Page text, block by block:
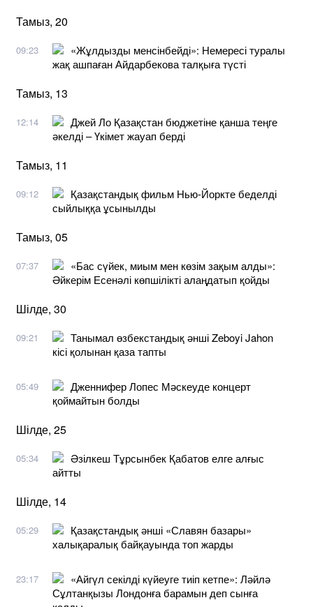
Тамыз, 20
09:23
«Жұлдызды менсінбейді»: Немересі туралы
жақ ашпаған Айдарбекова талқыға түсті
Тамыз, 13
12:14
Джей Ло Қазақстан бюджетіне қанша теңге
әкелді – Үкімет жауап берді
Тамыз, 11
09:12
Қазақстандық фильм Нью-Йоркте беделді
сыйлыққа ұсынылды
Тамыз, 05
07:37
«Бас сүйек, миым мен көзім зақым алды»:
Әйкерім Есенәлі көпшілікті алаңдатып қойды
Шілде, 30
09:21
Танымал өзбекстандық әнші Zeboyi Jahon
кісі қолынан қаза тапты
05:49
Дженнифер Лопес Мәскеуде концерт
қоймайтын болды
Шілде, 25
05:34
Әзілкеш Тұрсынбек Қабатов елге алғыс
айтты
Шілде, 14
05:29
Қазақстандық әнші «Славян базары»
халықаралық байқауында топ жарды
23:17
«Айгүл секілді күйеуге тиіп кетпе»: Ләйлә
Сұлтанқызы Лондонға барамын деп сынға